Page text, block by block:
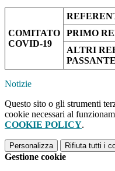
COMITATO
COVID-19
PRIMO
ALTRI
Notizie
Questo sito o gli strumenti
cookie necessari al
COOKIE POLICY.
Personalizza Rifiuta tutti i
Gestione cookie